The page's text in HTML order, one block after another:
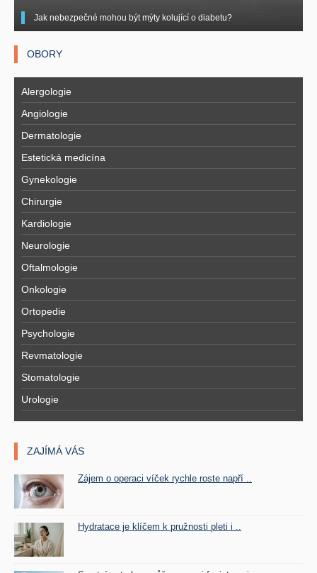
Jak nebezpečné mohou být mýty kolující o diabetu?
OBORY
Alergologie
Angiologie
Dermatologie
Estetická medicína
Gynekologie
Chirurgie
Kardiologie
Neurologie
Oftalmologie
Onkologie
Ortopedie
Psychologie
Revmatologie
Stomatologie
Urologie
ZAJÍMÁ VÁS
Zájem o operaci víček rychle roste napří ..
Hydratace je klíčem k pružnosti pleti i ..